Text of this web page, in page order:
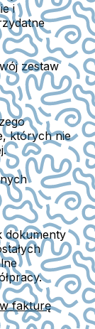
i
zestaw
których nie
dokumenty
fakturę